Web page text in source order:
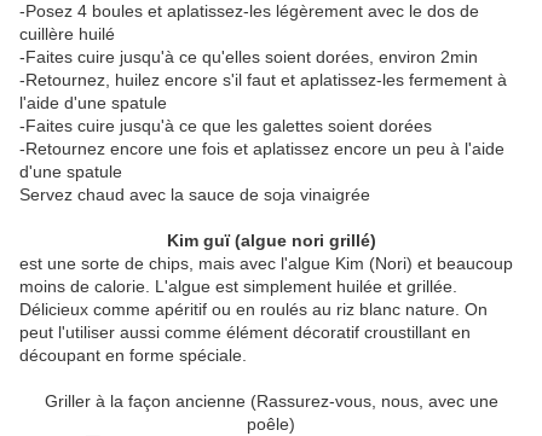
-Posez 4 boules et aplatissez-les légèrement avec le dos de
cuillère huilé
-Faites cuire jusqu'à ce qu'elles soient dorées, environ 2min
-Retournez, huilez encore s'il faut et aplatissez-les fermement à
l'aide d'une spatule
-Faites cuire jusqu'à ce que les galettes soient dorées
-Retournez encore une fois et aplatissez encore un peu à l'aide
d'une spatule
Servez chaud avec la sauce de soja vinaigrée
Kim guï (algue nori grillé)
est une sorte de chips, mais avec l'algue Kim (Nori) et beaucoup
moins de calorie. L'algue est simplement huilée et grillée.
Délicieux comme apéritif ou en roulés au riz blanc nature. On
peut l'utiliser aussi comme élément décoratif croustillant en
découpant en forme spéciale.
Griller à la façon ancienne (Rassurez-vous, nous, avec une
poêle)